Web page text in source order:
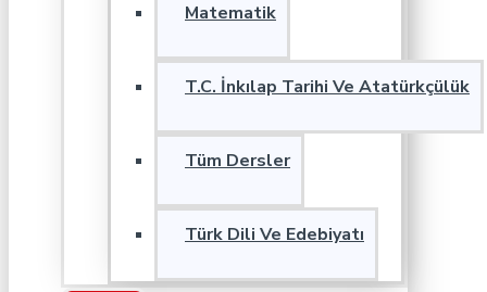
Matematik
T.C. İnkılap Tarihi Ve Atatürkçülük
Tüm Dersler
Türk Dili Ve Edebiyatı